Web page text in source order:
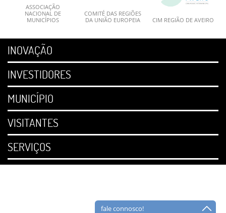
ASSOCIAÇÃO
NACIONAL DE
MUNICÍPIOS
COMITÉ DAS REGIÕES
DA UNIÃO EUROPEIA
CIM REGIÃO DE AVEIRO
INOVAÇÃO
INVESTIDORES
MUNICÍPIO
VISITANTES
SERVIÇOS
fale connosco!